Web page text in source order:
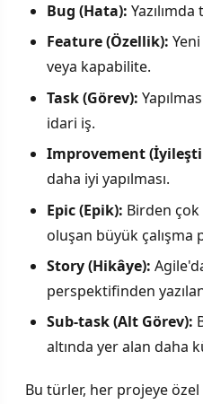
Bug (Hata):
Feature (Özellik):
veya kapabilite.
Task (Görev):
idari iş.
Improvement
daha iyi yapılması.
Epic (Epik): Birden
oluşan büyük çalışma
Story (Hikâye):
perspektifinden
Sub-task (Alt Görev):
altında yer alan daha
Bu türler, her projeye